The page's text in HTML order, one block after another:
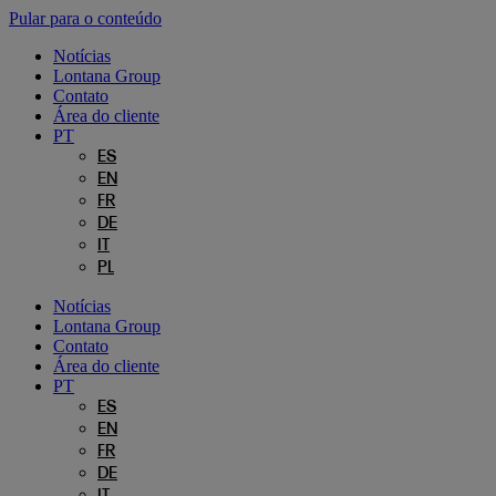
Pular para o conteúdo
Notícias
Lontana Group
Contato
Área do cliente
PT
ES
EN
FR
DE
PL
Notícias
Lontana Group
Contato
Área do cliente
PT
ES
EN
FR
DE